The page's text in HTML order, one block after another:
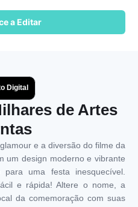
a Editar
Digital
de Artes
e a diversão do filme da
um design moderno e vibrante
uma festa inesquecível.
e rápida! Altere o nome, a
da comemoração com suas